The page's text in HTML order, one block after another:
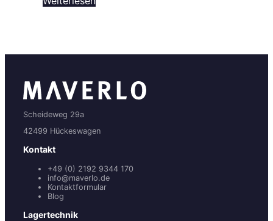
Scheideweg 29a
42499 Hückeswagen
Kontakt
+49 (0) 2192 9344 170
info@maverlo.de
Kontaktformular
Blog
Lagertechnik